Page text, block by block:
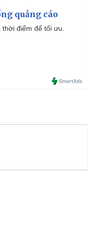
quảng cáo
điểm để tối ưu.